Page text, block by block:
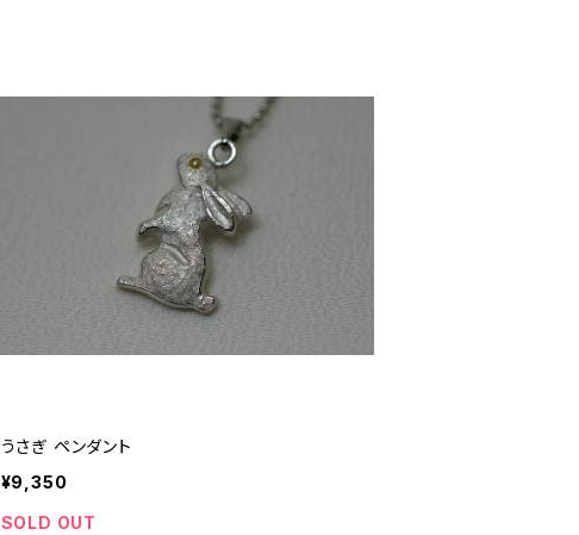
うさぎ ペンダント
¥9,350
SOLD OUT